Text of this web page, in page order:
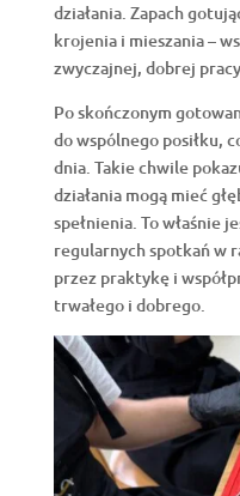
działania. Zapach
krojenia i mieszania –
zwyczajnej, dobrej
Po skończonym
do wspólnego posiłku,
dnia. Takie chwile
działania mogą mieć
spełnienia. To właśnie
regularnych spotkań w
przez praktykę i
trwałego i dobrego.